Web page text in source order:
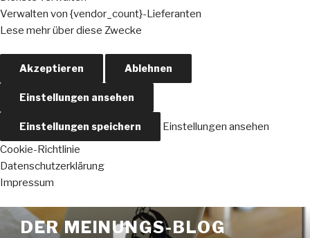
Verwalten von {vendor_count}-Lieferanten
Lese mehr über diese Zwecke
Akzeptieren Ablehnen
Einstellungen ansehen
Einstellungen speichern
Einstellungen ansehen
Cookie-Richtlinie
Datenschutzerklärung
Impressum
Zum
InhaltDER MEINUNGS-BLOG